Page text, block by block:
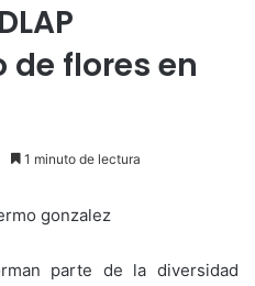
de flores en
1 minuto de lectura
parte de la diversidad